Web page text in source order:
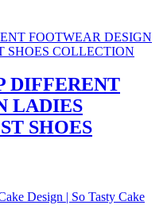
DIFFERENT
LADIES
SHOES